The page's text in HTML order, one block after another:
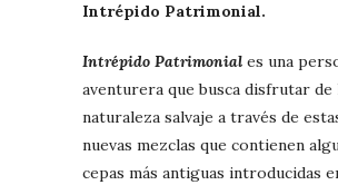
Intrépido Patrimonial.
Intrépido Patrimonial es una
aventurera que busca disfrutar de
naturaleza salvaje a través de
nuevas mezclas que contienen
cepas más antiguas introducidas